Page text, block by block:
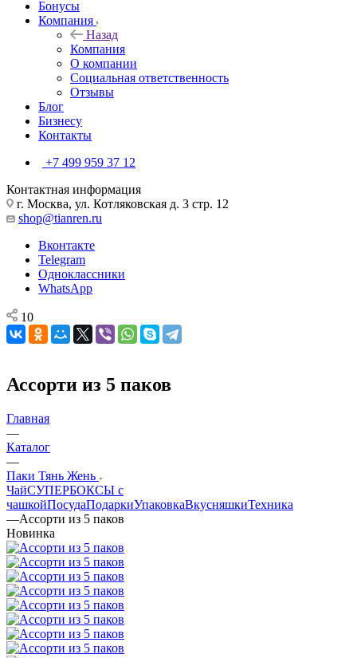
Бонусы
Компания
Назад
Компания
О компании
Социальная ответственность
Отзывы
Блог
Бизнесу
Контакты
+7 499 959 37 12
Контактная информация
г. Москва, ул. Котляковская д. 3 стр. 12
shop@tianren.ru
Вконтакте
Telegram
Одноклассники
WhatsApp
10
Ассорти из 5 паков
Главная
—
Каталог
—
Паки Тянь Жень
ЧайСУПЕРБОКСЫ с
чашкойПосудаПодаркиУпаковкаВкусняшкиТехника
—Ассорти из 5 паков
Новинка